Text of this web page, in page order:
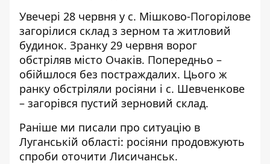
Увечері 28 червня у с. Мішково-Погорілове
загорілися склад з зерном та житловий
будинок. Зранку 29 червня ворог
обстріляв місто Очаків. Попередньо –
обійшлося без постраждалих. Цього ж
ранку обстріляли росіяни і с. Шевченкове
– загорівся пустий зерновий склад.
Раніше ми писали про ситуацію в
Луганській області: росіяни продовжують
спроби оточити Лисичанськ.